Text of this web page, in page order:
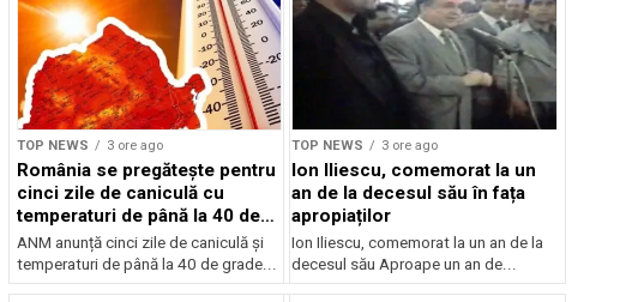
TOP NEWS 3 ore ago
România se pregătește pentru
cinci zile de caniculă cu
temperaturi de până la 40 de
grade
ANM anunță cinci zile de caniculă și
temperaturi de până la 40 de grade...
TOP NEWS 3 ore ago
Ion Iliescu, comemorat la un
an de la decesul său în fața
apropiaților
Ion Iliescu, comemorat la un an de la
decesul său Aproape un an de...